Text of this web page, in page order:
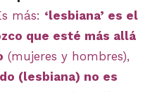
más: ‘lesbiana’ es el
que esté más allá
(mujeres y hombres),
(lesbiana) no es